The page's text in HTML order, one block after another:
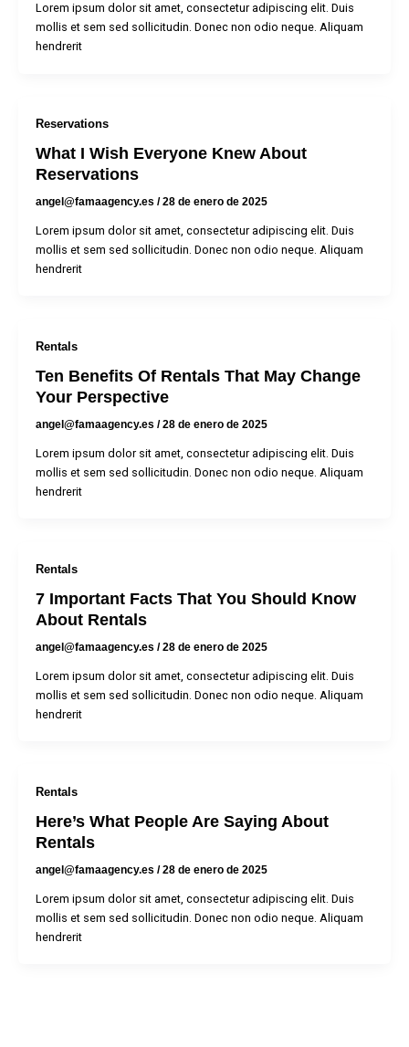
Lorem ipsum dolor sit amet, consectetur adipiscing elit. Duis
mollis et sem sed sollicitudin. Donec non odio neque. Aliquam
hendrerit
Reservations
What I Wish Everyone Knew About
Reservations
angel@famaagency.es /28 de enero de 2025
Lorem ipsum dolor sit amet, consectetur adipiscing elit. Duis
mollis et sem sed sollicitudin. Donec non odio neque. Aliquam
hendrerit
Rentals
Ten Benefits Of Rentals That May Change
Your Perspective
angel@famaagency.es /28 de enero de 2025
Lorem ipsum dolor sit amet, consectetur adipiscing elit. Duis
mollis et sem sed sollicitudin. Donec non odio neque. Aliquam
hendrerit
Rentals
7 Important Facts That You Should Know
About Rentals
angel@famaagency.es /28 de enero de 2025
Lorem ipsum dolor sit amet, consectetur adipiscing elit. Duis
mollis et sem sed sollicitudin. Donec non odio neque. Aliquam
hendrerit
Rentals
Here’s What People Are Saying About
Rentals
angel@famaagency.es /28 de enero de 2025
Lorem ipsum dolor sit amet, consectetur adipiscing elit. Duis
mollis et sem sed sollicitudin. Donec non odio neque. Aliquam
hendrerit